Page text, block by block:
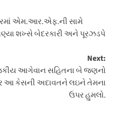
એમ.આર.એફ.ની સામે
શખ્સે બેદરકારી અને પૂરઝડપે
Next:
આગેવાન સહિતના બે જણનો
આ કેસની અદાવતને લઇને તેમના
ઉપર હુમલો.